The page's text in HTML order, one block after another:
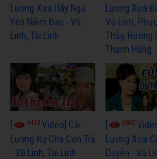
Lương Xưa Hãy Ngủ
Yên Niềm Đau - Vũ
Linh, Tài Linh
Lương Xưa
Vũ Linh,
Thủy, Hương
Thanh Hằng
4433 Video] Cải
Lương Nợ Cha Con Trả
- Vũ Linh, Tài Linh
3602
Lương Xưa
Duyên - Vũ